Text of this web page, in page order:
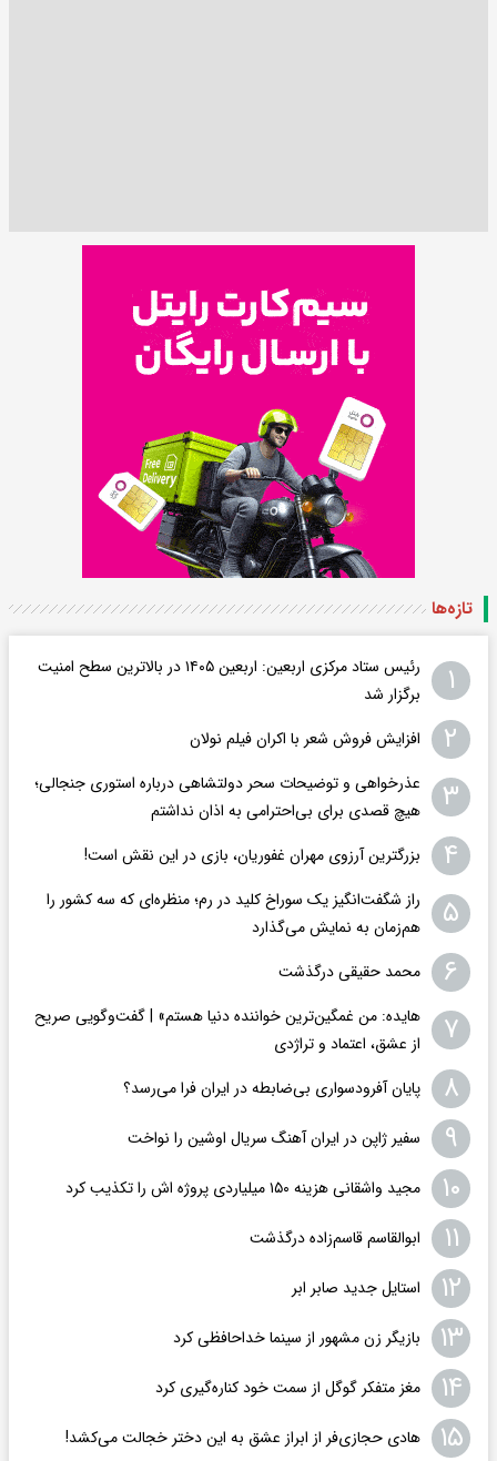
تازه‌ها
۱
رئیس ستاد مرکزی اربعین: اربعین ۱۴۰۵ در بالاترین سطح امنیت
برگزار شد
۲ افزایش فروش شعر با اکران فیلم نولان
۳
عذرخواهی و توضیحات سحر دولتشاهی درباره استوری جنجالی؛
هیچ قصدی برای بی‌احترامی به اذان نداشتم
۴ بزرگترین آرزوی مهران غفوریان، بازی در این نقش است!
۵
راز شگفت‌انگیز یک سوراخ کلید در رم؛ منظره‌ای که سه کشور را
هم‌زمان به نمایش می‌گذارد
۶ محمد حقیقی درگذشت
۷
هایده: من غمگین‌ترین خواننده دنیا هستم» | گفت‌وگویی صریح
از عشق، اعتماد و تراژدی
۸ پایان آفرودسواری بی‌ضابطه در ایران فرا می‌رسد؟
۹ سفیر ژاپن در ایران آهنگ سریال اوشین را نواخت
۱۰ مجید واشقانی هزینه ۱۵۰ میلیاردی پروژه اش را تکذیب کرد
۱۱ ابوالقاسم قاسم‌زاده درگذشت
۱۲ استایل جدید صابر ابر
۱۳ بازیگر زن مشهور از سینما خداحافظی کرد
۱۴ مغز متفکر گوگل از سمت خود کناره‌گیری کرد
۱۵ هادی حجازی‌فر از ابراز عشق به این دختر خجالت می‌کشد!